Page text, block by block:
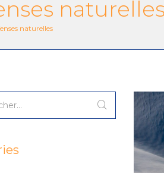
naturelles
naturelles